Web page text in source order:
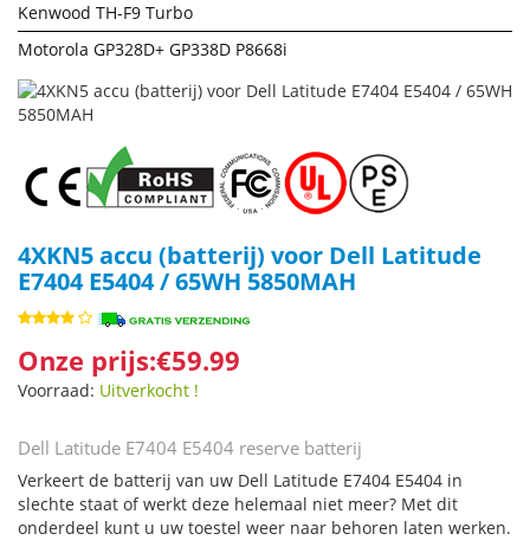
Kenwood TH-F9 Turbo
Motorola GP328D+ GP338D P8668i
4XKN5 accu (batterij) voor Dell Latitude
E7404 E5404 / 65WH 5850MAH
Onze prijs:€59.99
Voorraad: Uitverkocht !
Dell Latitude E7404 E5404 reserve batterij
Verkeert de batterij van uw Dell Latitude E7404 E5404 in
slechte staat of werkt deze helemaal niet meer? Met dit
onderdeel kunt u uw toestel weer naar behoren laten werken.